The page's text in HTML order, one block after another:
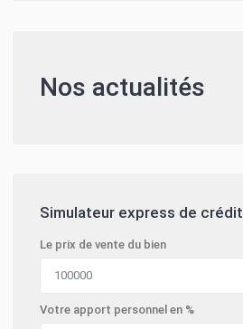
Nos actualités
Simulateur express de crédit
Le prix de vente du bien
Votre apport personnel en %